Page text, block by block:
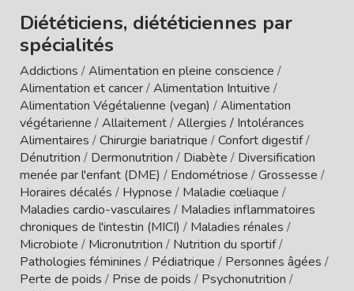
Diététiciens, diététiciennes par
spécialités
Addictions /Alimentation en pleine conscience /
Alimentation et cancer/Alimentation Intuitive /
Alimentation Végétalienne (vegan) /Alimentation
végétarienne /Allaitement/Allergies / Intolérances
Alimentaires /Chirurgie bariatrique /Confort digestif/
Dénutrition / Dermonutrition / Diabète / Diversification
menée par l'enfant (DME) / Endométriose /Grossesse /
Horaires décalés / Hypnose / Maladie cœliaque /
Maladies cardio-vasculaires / Maladies inflammatoires
chroniques de l'intestin (MICI) / Maladies rénales /
Microbiote / Micronutrition / Nutrition du sportif/
Pathologies féminines / Pédiatrique / Personnes âgées /
Perte de poids / Prise de poids / Psychonutrition /